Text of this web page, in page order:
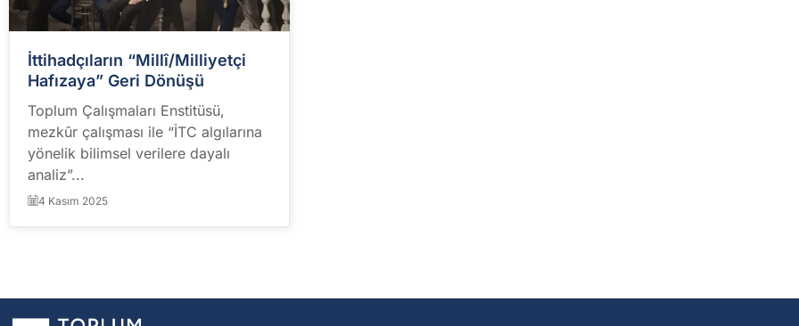
İttihadçıların “Millî/Milliyetçi
Hafızaya” Geri Dönüşü
Toplum Çalışmaları Enstitüsü,
mezkûr çalışması ile “İTC algılarına
yönelik bilimsel verilere dayalı
analiz”...
4 Kasım 2025